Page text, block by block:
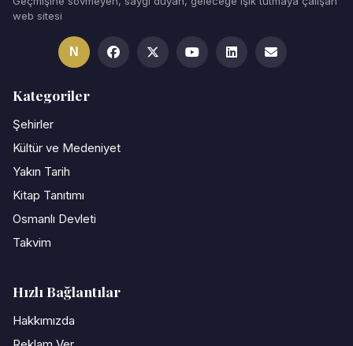
web sitesi
N
Kategoriler
Şehirler
Kültür ve Medeniyet
Yakın Tarih
Kitap Tanıtımı
Osmanlı Devleti
Takvim
Hızlı Bağlantılar
Hakkımızda